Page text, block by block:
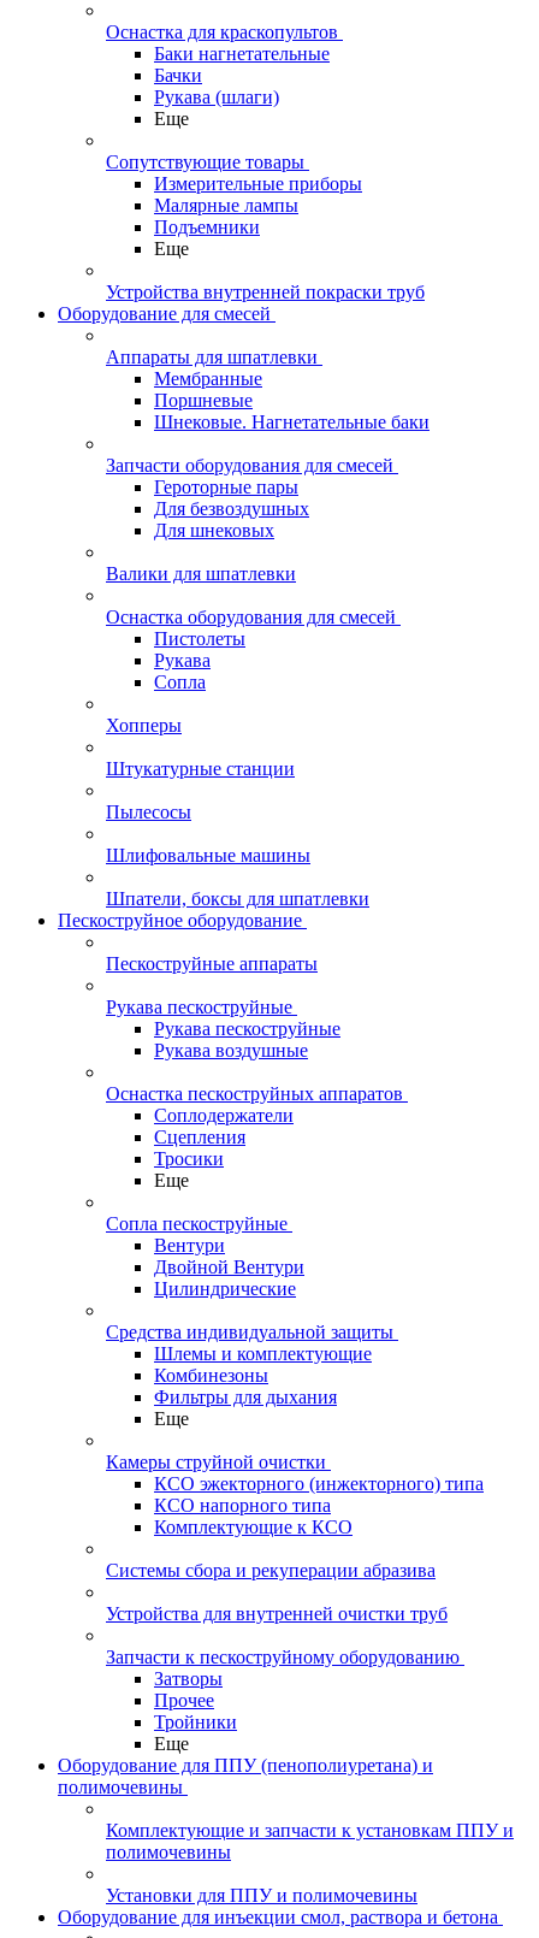
Оснастка для краскопультов
Баки нагнетательные
Бачки
Рукава (шлаги)
Еще
Сопутствующие товары
Измерительные приборы
Малярные лампы
Подъемники
Еще
Устройства внутренней покраски труб
Оборудование для смесей
Аппараты для шпатлевки
Мембранные
Поршневые
Шнековые. Нагнетательные баки
Запчасти оборудования для смесей
Героторные пары
Для безвоздушных
Для шнековых
Валики для шпатлевки
Оснастка оборудования для смесей
Пистолеты
Рукава
Сопла
Хопперы
Штукатурные станции
Пылесосы
Шлифовальные машины
Шпатели, боксы для шпатлевки
Пескоструйное оборудование
Пескоструйные аппараты
Рукава пескоструйные
Рукава пескоструйные
Рукава воздушные
Оснастка пескоструйных аппаратов
Соплодержатели
Сцепления
Тросики
Еще
Сопла пескоструйные
Вентури
Двойной Вентури
Цилиндрические
Средства индивидуальной защиты
Шлемы и комплектующие
Комбинезоны
Фильтры для дыхания
Еще
Камеры струйной очистки
КСО эжекторного (инжекторного) типа
КСО напорного типа
Комплектующие к КСО
Системы сбора и рекуперации абразива
Устройства для внутренней очистки труб
Запчасти к пескоструйному оборудованию
Затворы
Прочее
Тройники
Еще
Оборудование для ППУ (пенополиуретана) и
полимочевины
Комплектующие и запчасти к установкам ППУ и
полимочевины
Установки для ППУ и полимочевины
Оборудование для инъекции смол, раствора и бетона